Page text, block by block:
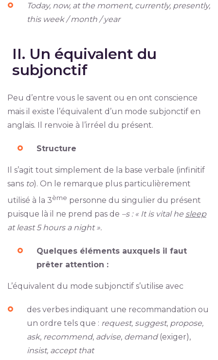
Today, now, at the moment, currently, presently,
this week / month / year
II. Un équivalent du
subjonctif
Peu d’entre vous le savent ou en ont conscience
mais il existe l’équivalent d’un mode subjonctif en
anglais. Il renvoie à l’irréel du présent.
Structure
Il s’agit tout simplement de la base verbale (infinitif
sans to). On le remarque plus particulièrement
utilisé à la 3ème personne du singulier du présent
puisque là il ne prend pas de –s : « It is vital he sleep
at least 5 hours a night ».
Quelques éléments auxquels il faut
prêter attention :
L’équivalent du mode subjonctif s’utilise avec
des verbes indiquant une recommandation ou
un ordre tels que : request, suggest, propose,
ask, recommend, advise, demand(exiger),
insist, accept that